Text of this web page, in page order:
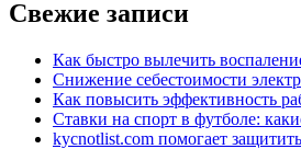
Свежие записи
Как быстро вылечить
Снижение себестоимости
Как повысить эффективность
Ставки на спорт в футболе:
kycnotlist.com помогает